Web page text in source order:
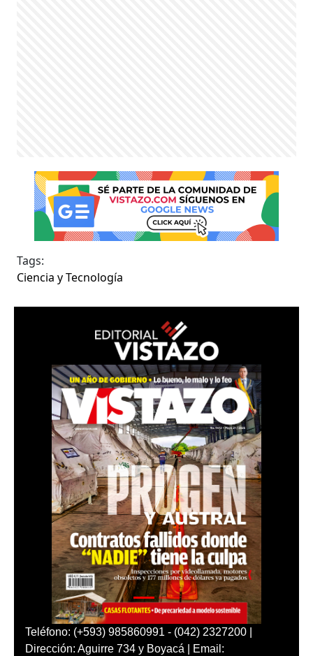
Tags:
Ciencia y Tecnología
Teléfono: (+593) 985860991 - (042) 2327200 |
Dirección: Aguirre 734 y Boyacá | Email: